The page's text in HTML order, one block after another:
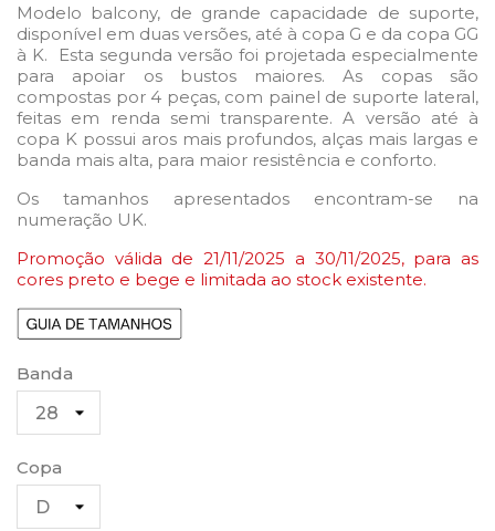
Modelo balcony, de grande capacidade de suporte,
disponível em duas versões, até à copa G e da copa GG
à K. Esta segunda versão foi projetada especialmente
para apoiar os bustos maiores. As copas são
compostas por 4 peças, com painel de suporte lateral,
feitas em renda semi transparente. A versão até à
copa K possui aros mais profundos, alças mais largas e
banda mais alta, para maior resistência e conforto.
Os tamanhos apresentados encontram-se na
numeração UK.
Promoção válida de 21/11/2025 a 30/11/2025, para as
cores preto e bege e limitada ao stock existente.
Banda
Copa